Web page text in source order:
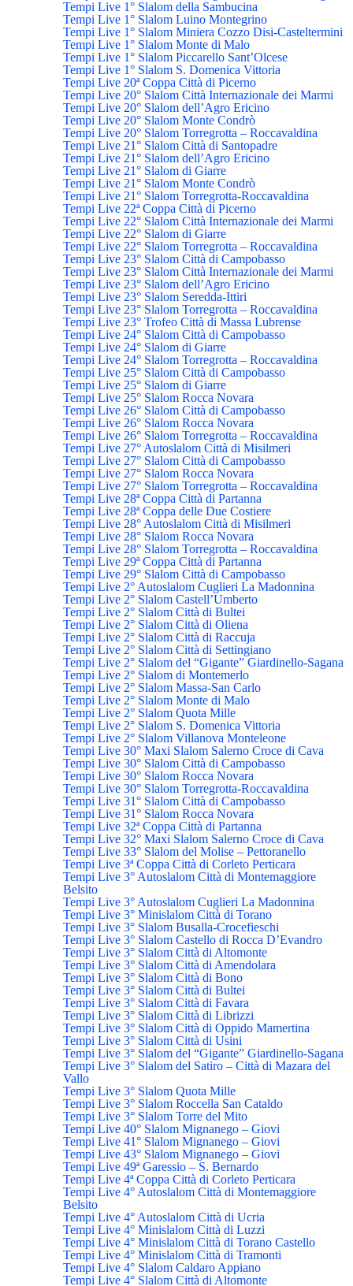
Tempi Live 1° Slalom della Sambucina
Tempi Live 1° Slalom Luino Montegrino
Tempi Live 1° Slalom Miniera Cozzo Disi-Casteltermini
Tempi Live 1° Slalom Monte di Malo
Tempi Live 1° Slalom Piccarello Sant’Olcese
Tempi Live 1° Slalom S. Domenica Vittoria
Tempi Live 20ª Coppa Città di Picerno
Tempi Live 20° Slalom Città Internazionale dei Marmi
Tempi Live 20° Slalom dell’Agro Ericino
Tempi Live 20° Slalom Monte Condrò
Tempi Live 20° Slalom Torregrotta – Roccavaldina
Tempi Live 21° Slalom Città di Santopadre
Tempi Live 21° Slalom dell’Agro Ericino
Tempi Live 21° Slalom di Giarre
Tempi Live 21° Slalom Monte Condrò
Tempi Live 21° Slalom Torregrotta-Roccavaldina
Tempi Live 22ª Coppa Città di Picerno
Tempi Live 22° Slalom Città Internazionale dei Marmi
Tempi Live 22° Slalom di Giarre
Tempi Live 22° Slalom Torregrotta – Roccavaldina
Tempi Live 23° Slalom Città di Campobasso
Tempi Live 23° Slalom Città Internazionale dei Marmi
Tempi Live 23° Slalom dell’Agro Ericino
Tempi Live 23° Slalom Seredda-Ittiri
Tempi Live 23° Slalom Torregrotta – Roccavaldina
Tempi Live 23° Trofeo Città di Massa Lubrense
Tempi Live 24° Slalom Città di Campobasso
Tempi Live 24° Slalom di Giarre
Tempi Live 24° Slalom Torregrotta – Roccavaldina
Tempi Live 25° Slalom Città di Campobasso
Tempi Live 25° Slalom di Giarre
Tempi Live 25° Slalom Rocca Novara
Tempi Live 26° Slalom Città di Campobasso
Tempi Live 26° Slalom Rocca Novara
Tempi Live 26° Slalom Torregrotta – Roccavaldina
Tempi Live 27° Autoslalom Città di Misilmeri
Tempi Live 27° Slalom Città di Campobasso
Tempi Live 27° Slalom Rocca Novara
Tempi Live 27° Slalom Torregrotta – Roccavaldina
Tempi Live 28ª Coppa Città di Partanna
Tempi Live 28ª Coppa delle Due Costiere
Tempi Live 28° Autoslalom Città di Misilmeri
Tempi Live 28° Slalom Rocca Novara
Tempi Live 28° Slalom Torregrotta – Roccavaldina
Tempi Live 29ª Coppa Città di Partanna
Tempi Live 29° Slalom Città di Campobasso
Tempi Live 2° Autoslalom Cuglieri La Madonnina
Tempi Live 2° Slalom Castell’Umberto
Tempi Live 2° Slalom Città di Bultei
Tempi Live 2° Slalom Città di Oliena
Tempi Live 2° Slalom Città di Raccuja
Tempi Live 2° Slalom Città di Settingiano
Tempi Live 2° Slalom del “Gigante” Giardinello-Sagana
Tempi Live 2° Slalom di Montemerlo
Tempi Live 2° Slalom Massa-San Carlo
Tempi Live 2° Slalom Monte di Malo
Tempi Live 2° Slalom Quota Mille
Tempi Live 2° Slalom S. Domenica Vittoria
Tempi Live 2° Slalom Villanova Monteleone
Tempi Live 30° Maxi Slalom Salerno Croce di Cava
Tempi Live 30° Slalom Città di Campobasso
Tempi Live 30° Slalom Rocca Novara
Tempi Live 30° Slalom Torregrotta-Roccavaldina
Tempi Live 31° Slalom Città di Campobasso
Tempi Live 31° Slalom Rocca Novara
Tempi Live 32ª Coppa Città di Partanna
Tempi Live 32° Maxi Slalom Salerno Croce di Cava
Tempi Live 33° Slalom del Molise – Pettoranello
Tempi Live 3ª Coppa Città di Corleto Perticara
Tempi Live 3° Autoslalom Città di Montemaggiore
Belsito
Tempi Live 3° Autoslalom Cuglieri La Madonnina
Tempi Live 3° Minislalom Città di Torano
Tempi Live 3° Slalom Busalla-Crocefieschi
Tempi Live 3° Slalom Castello di Rocca D’Evandro
Tempi Live 3° Slalom Città di Altomonte
Tempi Live 3° Slalom Città di Amendolara
Tempi Live 3° Slalom Città di Bono
Tempi Live 3° Slalom Città di Bultei
Tempi Live 3° Slalom Città di Favara
Tempi Live 3° Slalom Città di Librizzi
Tempi Live 3° Slalom Città di Oppido Mamertina
Tempi Live 3° Slalom Città di Usini
Tempi Live 3° Slalom del “Gigante” Giardinello-Sagana
Tempi Live 3° Slalom del Satiro – Città di Mazara del
Vallo
Tempi Live 3° Slalom Quota Mille
Tempi Live 3° Slalom Roccella San Cataldo
Tempi Live 3° Slalom Torre del Mito
Tempi Live 40° Slalom Mignanego – Giovi
Tempi Live 41° Slalom Mignanego – Giovi
Tempi Live 43° Slalom Mignanego – Giovi
Tempi Live 49ª Garessio – S. Bernardo
Tempi Live 4ª Coppa Città di Corleto Perticara
Tempi Live 4° Autoslalom Città di Montemaggiore
Belsito
Tempi Live 4° Autoslalom Città di Ucria
Tempi Live 4° Minislalom Città di Luzzi
Tempi Live 4° Minislalom Città di Torano Castello
Tempi Live 4° Minislalom Città di Tramonti
Tempi Live 4° Slalom Caldaro Appiano
Tempi Live 4° Slalom Città di Altomonte